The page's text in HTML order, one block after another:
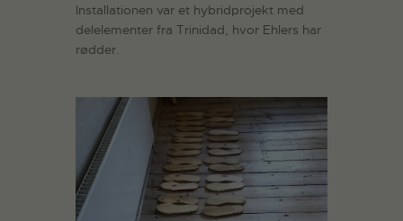
Installationen var et hybridprojekt med
delelementer fra Trinidad, hvor Ehlers har
rødder.